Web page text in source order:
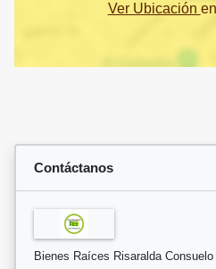
Ver Ubicación en
Contáctanos
Bienes Raíces Risaralda